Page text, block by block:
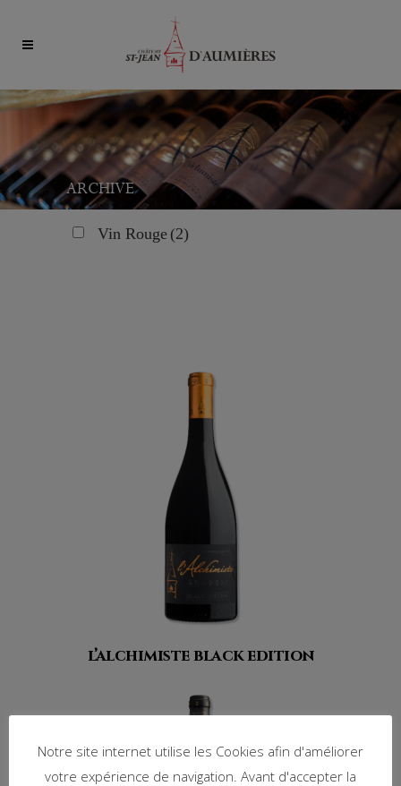
ARCHIVE
Vin Rouge (2)
l’alchimiste black edition
Notre site internet utilise les Cookies afin d'améliorer
votre expérience de navigation. Avant d'accepter la